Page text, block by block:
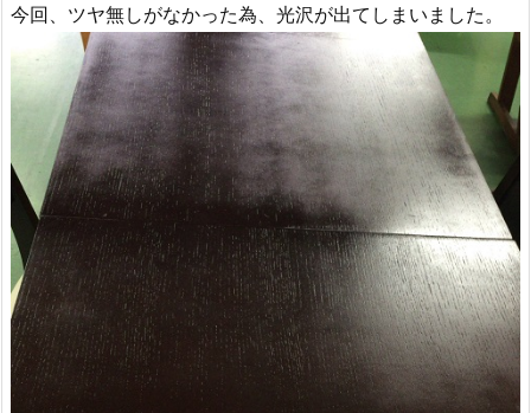
今回、ツヤ無しがなかった為、光沢が出てしまいました。